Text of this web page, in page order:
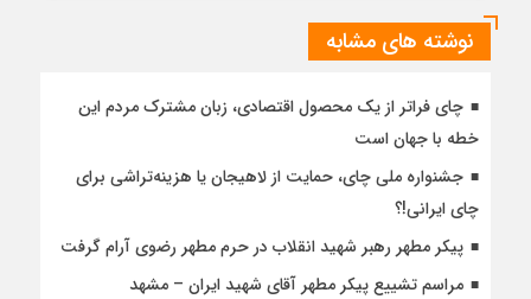
نوشته های مشابه
چای فراتر از یک محصول اقتصادی، زبان مشترک مردم این
خطه با جهان است
جشنواره ملی چای، حمایت از لاهیجان یا هزینه‌تراشی برای
چای ایرانی!؟
پیکر مطهر رهبر شهید انقلاب در حرم مطهر رضوی آرام گرفت
مراسم تشییع پیکر مطهر آقای شهید ایران – مشهد